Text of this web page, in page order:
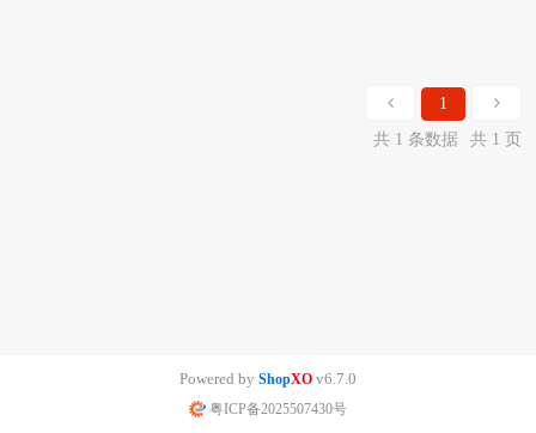
1
共 1 条数据
共 1 页
Powered by ShopXO v6.7.0
粤ICP备2025507430号